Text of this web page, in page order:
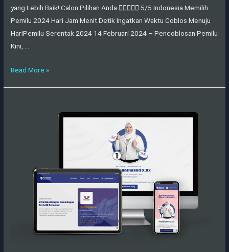
yang Lebih Baik! Calon Pilihan Anda  5/5 Indonesia Memilih
Pemilu 2024 Hari Jam Menit Detik Ingatkan Waktu Coblos Menuju
HariPemilu Serentak 2024 14 Februari 2024 – Pencoblosan Pemilu
Kini, …
Read More »